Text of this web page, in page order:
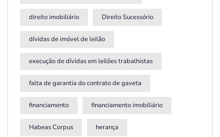
direito imobiliário Direito Sucessório
dívidas de imóvel de leilão
execução de dívidas em leilões trabalhistas
falta de garantia do contrato de gaveta
financiamento financiamento imobiliário
Habeas Corpus herança